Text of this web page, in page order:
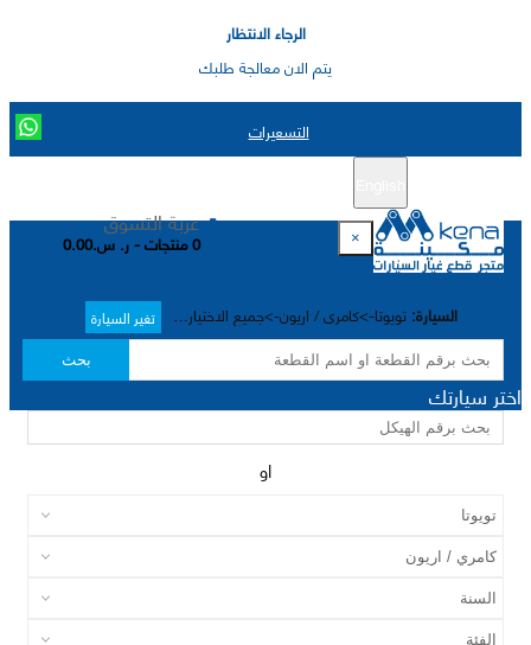
الرجاء الانتظار
يتم الان معالجة طلبك
التسعيرات
عربة التسوق
0 منتجات - ر. س.0.00
السيارة: تويوتا->كامري / اريون->جميع الاختيارات-> تغير السيارة
بحث
×
اختر سيارتك
او